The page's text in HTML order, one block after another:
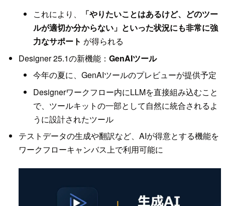
これにより、
「やりたいことはあるけど、どのツー
ルが適切か分からない」といった状況にも非常に強
力なサポート が得られる
Designer 25.1の新機能： GenAIツール
今年の夏に、GenAIツールのプレビューが提供予定
Designerワークフロー内にLLMを直接組み込むこと
で、ツールキットの一部として自然に統合されるよ
うに設計されたツール
テストデータの生成や翻訳など、AIが得意とする機能を
ワークフローキャンバス上で利用可能に